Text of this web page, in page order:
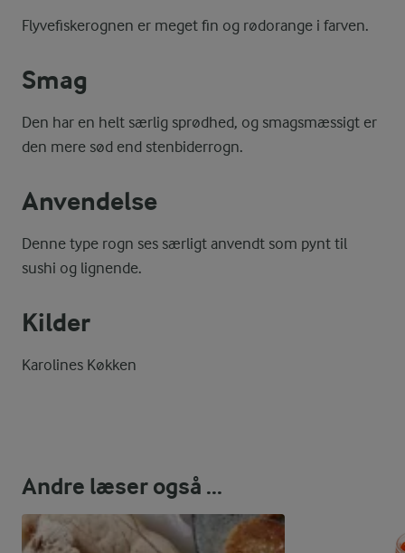
Flyvefiskerognen er meget fin og rødorange i farven.
Smag
Den har en helt særlig sprødhed, og smagsmæssigt er
den mere sød end stenbiderrogn.
Anvendelse
Denne type rogn ses særligt anvendt som pynt til
sushi og lignende.
Kilder
Karolines Køkken
Andre læser også ...